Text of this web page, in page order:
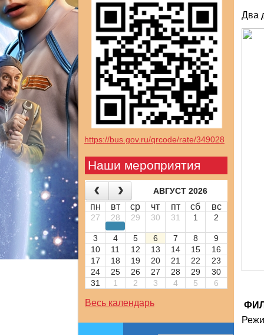
https://bus.gov.ru/qrcode/rate/349028
Наши мероприятия
АВГУСТ 2026
пн вт ср чт пт сб вс
27 28 29 30 31 1 2
3 4 5 6 7 8
9
10
11 12 13 14 15
16
17
18 19 20 21 22
23
24
25 26 27 28 29
30
31
1 2 3 4 5 6
Весь календарь
Два